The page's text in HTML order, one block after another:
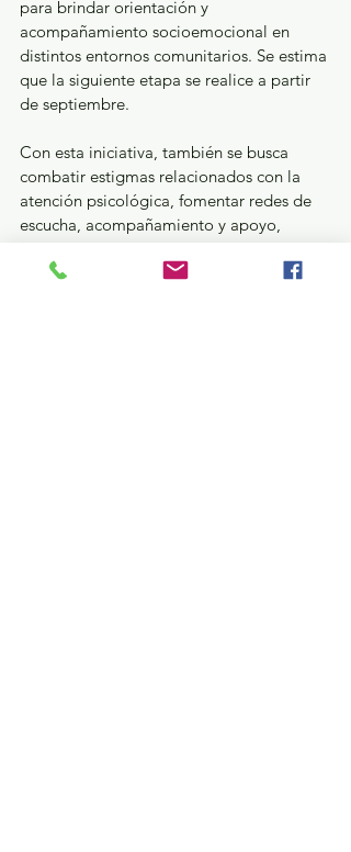
para brindar orientación y
acompañamiento socioemocional en
distintos entornos comunitarios. Se estima
que la siguiente etapa se realice a partir
de septiembre.
Con esta iniciativa, también se busca
combatir estigmas relacionados con la
atención psicológica, fomentar redes de
escucha, acompañamiento y apoyo,
considerados uno de los sectores con